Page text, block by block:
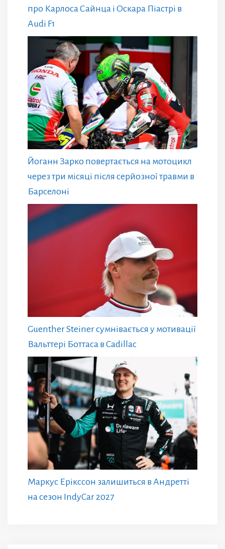
про Карлоса Сайнца і Оскара Піастрі в
Audi F1
Йоганн Зарко повертається на мотоцикл
через три місяці після серйозної травми в
Барселоні
Guenther Steiner сумнівається у мотивації
Вальттері Боттаса в Cadillac
Маркус Ерікссон залишиться в Андретті
на сезон IndyCar 2027